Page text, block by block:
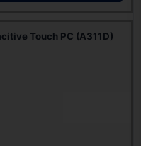
Touch PC (A311D)